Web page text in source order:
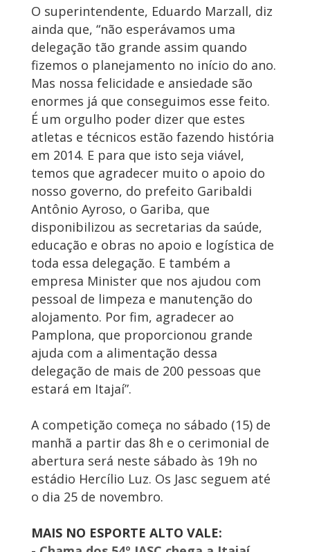
O superintendente, Eduardo Marzall, diz
ainda que, “não esperávamos uma
delegação tão grande assim quando
fizemos o planejamento no início do ano.
Mas nossa felicidade e ansiedade são
enormes já que conseguimos esse feito.
É um orgulho poder dizer que estes
atletas e técnicos estão fazendo história
em 2014. E para que isto seja viável,
temos que agradecer muito o apoio do
nosso governo, do prefeito Garibaldi
Antônio Ayroso, o Gariba, que
disponibilizou as secretarias da saúde,
educação e obras no apoio e logística de
toda essa delegação. E também a
empresa Minister que nos ajudou com
pessoal de limpeza e manutenção do
alojamento. Por fim, agradecer ao
Pamplona, que proporcionou grande
ajuda com a alimentação dessa
delegação de mais de 200 pessoas que
estará em Itajaí”.
A competição começa no sábado (15) de
manhã a partir das 8h e o cerimonial de
abertura será neste sábado às 19h no
estádio Hercílio Luz. Os Jasc seguem até
o dia 25 de novembro.
MAIS NO ESPORTE ALTO VALE: